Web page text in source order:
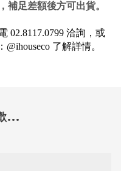
補足差額後方可出貨。
02.8117.0799 洽詢，或
了解詳情。
...